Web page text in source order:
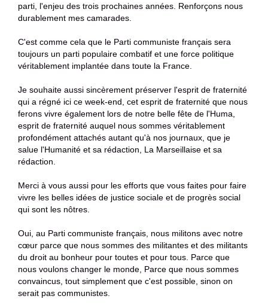
parti, l'enjeu des trois prochaines années. Renforçons nous
durablement mes camarades.
C'est comme cela que le Parti communiste français sera
toujours un parti populaire combatif et une force politique
véritablement implantée dans toute la France.
Je souhaite aussi sincèrement préserver l'esprit de fraternité
qui a régné ici ce week-end, cet esprit de fraternité que nous
ferons vivre également lors de notre belle fête de l'Huma,
esprit de fraternité auquel nous sommes véritablement
profondément attachés autant qu'à nos journaux, que je
salue l'Humanité et sa rédaction, La Marseillaise et sa
rédaction.
Merci à vous aussi pour les efforts que vous faites pour faire
vivre les belles idées de justice sociale et de progrès social
qui sont les nôtres.
Oui, au Parti communiste français, nous militons avec notre
cœur parce que nous sommes des militantes et des militants
du droit au bonheur pour toutes et pour tous. Parce que
nous voulons changer le monde, Parce que nous sommes
convaincus, tout simplement que c'est possible, sinon on
serait pas communistes.